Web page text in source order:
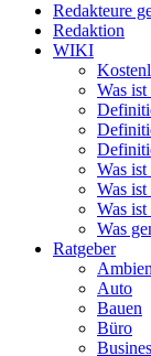
Redakteure
Redaktion
WIKI
Was
Was
Was
Was
Was
Ratgeber
Auto
Bauen
Büro